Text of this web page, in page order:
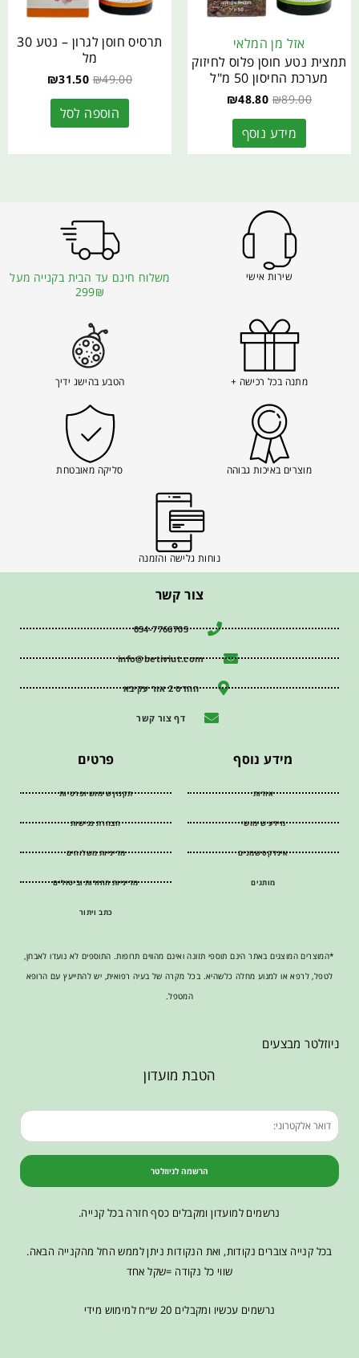
אזל מן המלאי
תמצית נטע חוסן פלוס לחיזוק
מערכת החיסון 50 מ"ל
₪89.00
₪48.80
מידע נוסף
תרסיס חוסן לגרון – נטע 30
מל
₪49.00
₪31.50
הוספה לסל
שירות אישי
משלוח חינם עד הבית בקנייה מעל
299₪
מתנה בכל רכישה + הטבע בהישג ידיך
מוצרים באיכות גבוהה סליקה מאובטחת
נוחות גלישה והזמנה
צור קשר
054-7766705
info@betiviut.com
ההדס 2 אור עקיבא
דף צור קשר
מידע נוסף
אודות
מידע שימושי
אינדקס שמנים
מותגים
פרטים
תקנון שימוש ופרטיות
הצהרת נגישות
מדיניות משלוחים
מדיניות החזרות וביטולים
כתב ויתור
*המוצרים המוצגים באתר הינם תוספי תזונה ואינם מהווים תרופות. התוספים לא נועדו לאבחן,
לטפל, לרפא או למנוע מחלה כלשהיא. בכל מקרה של בעיה רפואית, יש להתייעץ עם הרופא
המטפל.
ניוזלטר מבצעים
הטבת מועדון
הרשמה לניוזלטר
נרשמים למועדון ומקבלים כסף חזרה בכל קנייה.
בכל קנייה צוברים נקודות, ואת הנקודות ניתן לממש החל מהקנייה הבאה.
שווי כל נקודה =שקל אחד
נרשמים עכשיו ומקבלים 20 ש״ח למימוש מידי